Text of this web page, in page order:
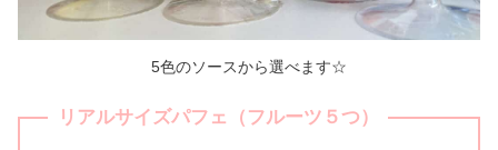
5色のソースから選べます☆
リアルサイズパフェ（フルーツ５つ）